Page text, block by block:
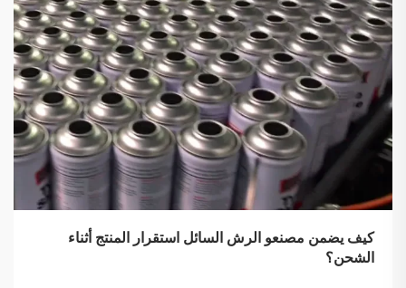
كيف يضمن مصنعو الرش السائل استقرار المنتج أثناء
الشحن؟